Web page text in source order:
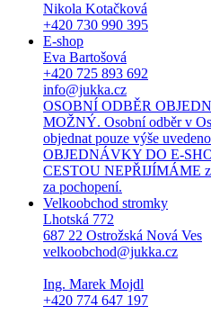
Nikola Kotačková
+420 730 990 395
E-shop
Eva Bartošová
+420 725 893 692
info@jukka.cz
OSOBNÍ ODBĚR
MOŽNÝ. Osobní odběr v
objednat pouze výše
OBJEDNÁVKY DO E-
CESTOU NEPŘIJÍMÁME
za pochopení.
Velkoobchod stromky
Lhotská 772
687 22 Ostrožská Nová Ves
velkoobchod@jukka.cz
Ing. Marek Mojdl
+420 774 647 197